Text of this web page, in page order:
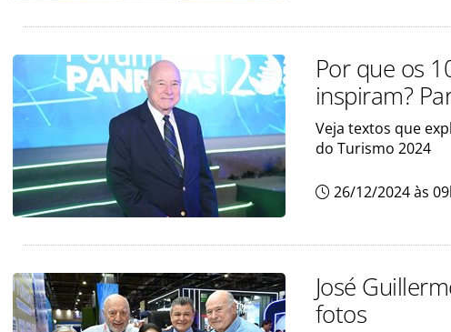
Por que os
inspiram?
Veja textos que
do Turismo 2024
26/12/2024 às
José
fotos